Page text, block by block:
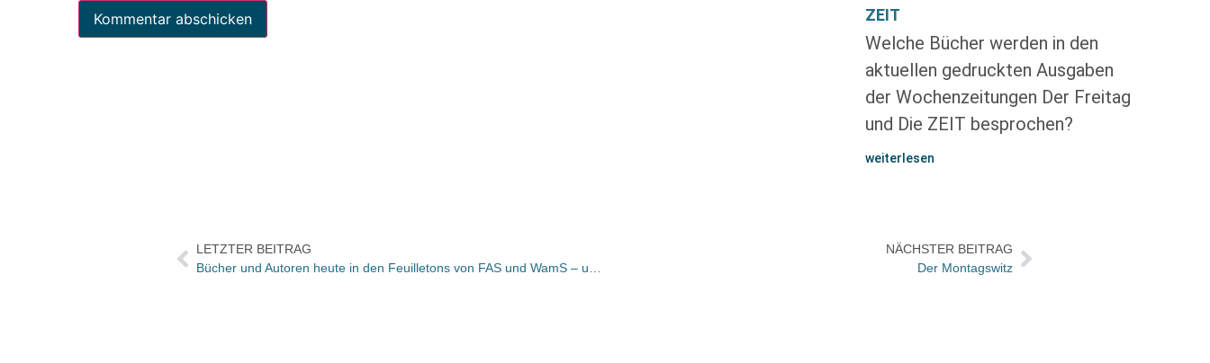
ZEIT
Welche Bücher werden in den
aktuellen gedruckten Ausgaben
der Wochenzeitungen Der Freitag
und Die ZEIT besprochen?
weiterlesen
LETZTER BEITRAG
NÄCHSTER BEITRAG
Der Montagswitz